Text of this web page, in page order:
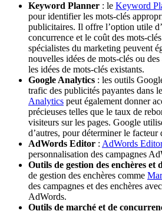
Keyword Planner : le Keyword
pour identifier les mots-clés
publicitaires. Il offre l’option utile
concurrence et le coût des mots-
spécialistes du marketing peuvent
nouvelles idées de mots-clés ou
les idées de mots-clés existants.
Google Analytics : les outils
trafic des publicités payantes dans
Analytics peut également donner
précieuses telles que le taux de
visiteurs sur les pages. Google
d’autres, pour déterminer le facteur
AdWords Editor : AdWords
personnalisation des campagnes
Outils de gestion des enchères et
de gestion des enchères comme
des campagnes et des enchères
AdWords.
Outils de marché et de